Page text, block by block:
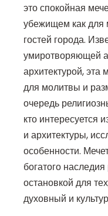
это спокойная
убежищем как для
гостей города.
умиротворяющей
архитектурой, эта
для молитвы и
очередь
кто интересуется
и архитектуры,
особенности.
богатого
остановкой для
духовный и